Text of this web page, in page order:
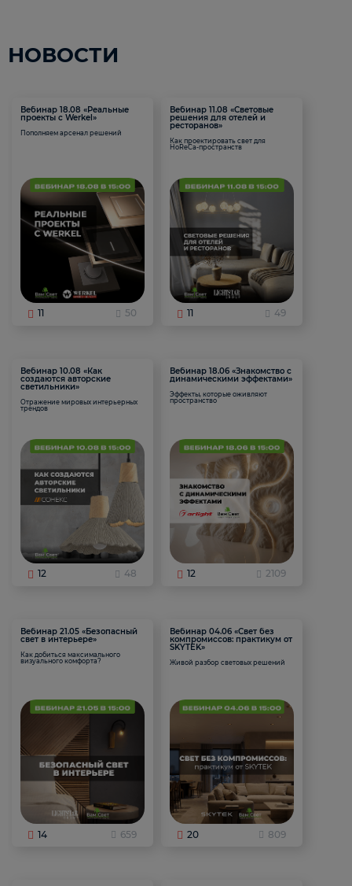
НОВОСТИ
Вебинар 18.08 «Реальные
проекты с Werkel»
Пополняем арсенал решений
11 50
Вебинар 11.08 «Световые
решения для отелей и
ресторанов»
Как проектировать свет для
HoReCa-пространств
11 49
Вебинар 10.08 «Как
создаются авторские
светильники»
Отражение мировых интерьерных
трендов
12 48
Вебинар 18.06 «Знакомство с
динамическими эффектами»
Эффекты, которые оживляют
пространство
12 2109
Вебинар 21.05 «Безопасный
свет в интерьере»
Как добиться максимального
визуального комфорта?
14 659
Вебинар 04.06 «Свет без
компромиссов: практикум от
SKYTEK»
Живой разбор световых решений
20 809